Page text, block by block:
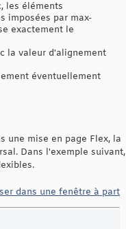
les éléments
imposées par max-
exactement le
la valeur d'alignement
éventuellement
une mise en page Flex, la
Dans l'exemple suivant,
dans une fenêtre à part